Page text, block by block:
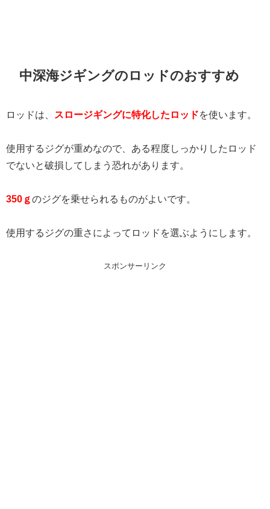
中深海ジギングのロッドのおすすめ
ロッドは、 スロージギングに特化したロッドを使います。
使用するジグが重めなので、ある程度しっかりしたロッド
でないと破損してしまう恐れがあります。
350ｇのジグを乗せられるものがよいです。
使用するジグの重さによってロッドを選ぶようにします。
スポンサーリンク